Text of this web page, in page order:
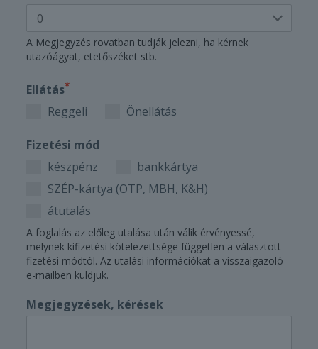
A Megjegyzés rovatban tudják jelezni, ha kérnek
utazóágyat, etetőszéket stb.
Ellátás*
Reggeli Önellátás
Fizetési mód
készpénz
bankkártya
SZÉP-kártya (OTP, MBH, K&H)
átutalás
A foglalás az előleg utalása után válik érvényessé,
melynek kifizetési kötelezettsége független a választott
fizetési módtól. Az utalási információkat a visszaigazoló
e-mailben küldjük.
Megjegyzések, kérések